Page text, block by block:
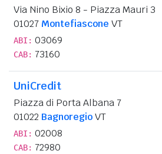
Via Nino Bixio 8 - Piazza Mauri 3
01027 Montefiascone VT
ABI: 03069
CAB: 73160
UniCredit
Piazza di Porta Albana 7
01022 BagnoregioVT
ABI: 02008
CAB: 72980